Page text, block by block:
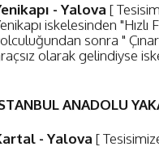
- Yalova [
iskelesinden
sonra "
olarak gelindiyse
ANADOLU
- Yalova [